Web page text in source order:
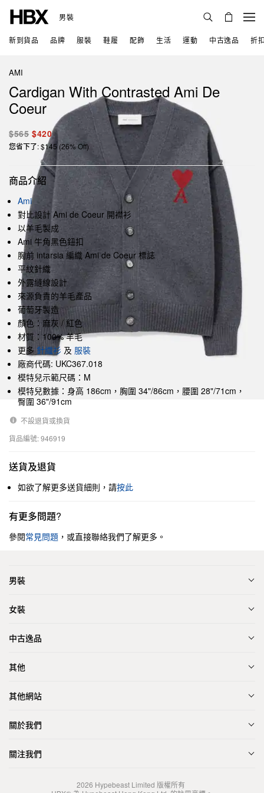
男裝
新到貨品 品牌 服裝 鞋履 配飾 生活 運動 中古逸品 折
AMI
Cardigan With Contrasted Ami De
Coeur
$565 $420
您省下了: $145 (26% Off)
商品介紹
Ami
對比設計 Ami de Coeur 開襟衫
以羊毛製成
Ami 牛角黑色鈕扣
胸前 intarsia 編織 Ami de Coeur 標誌
平紋針織
外露縫線設計
來源負責的羊毛產品
葡萄牙製造
顏色：麻灰 / 紅色
材質：100% 羊毛
更多 針織衫 及 服裝
廠商代碼: UKC367.018
模特兒示範尺碼：M
模特兒數據：身高 186cm，胸圍 34"/86cm，腰圍 28"/71cm，
臀圍 36"/91cm
不設退貨或換貨
貨品編號: 946919
送貨及退貨
如欲了解更多送貨細則，請按此
有更多問題?
參閱常見問題 ，或直接聯絡我們了解更多。
男裝
女裝
中古逸品
其他
其他網站
關於我們
關注我們
2026 Hypebeast Limited 版權所有